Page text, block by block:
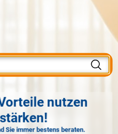
nutzen
Sie immer bestens beraten.